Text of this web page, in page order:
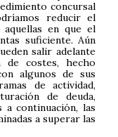
concursal
reducir el
aquellas en que el
suficiente. Aún
salir adelante
de costes, hecho
algunos de sus
de actividad,
de deuda,
a continuación, las
a superar las